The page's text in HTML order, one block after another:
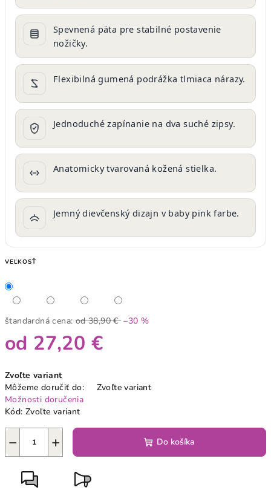
Spevnená päta pre stabilné postavenie
nožičky.
Flexibilná gumená podrážka tlmiaca nárazy.
Jednoduché zapínanie na dva suché zipsy.
Anatomicky tvarovaná kožená stielka.
Jemný dievčenský dizajn v baby pink farbe.
VEĽKOSŤ
štandardná cena: od 38,90 € –30 %
od 27,20 €
cena:
Zvoľte variant
Môžeme doručiť do:
Zvoľte variant
Možnosti doručenia
Kód: Zvoľte variant
+
− Do košíka